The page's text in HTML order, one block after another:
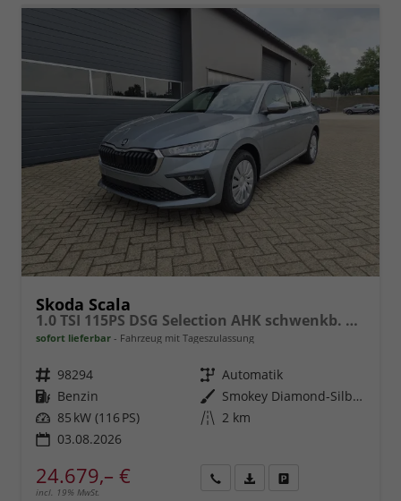
Skoda Scala
1.0 TSI 115PS DSG Selection AHK schwenkb. Klimaautomatik Sitzheizung PDC Rückf.Kamera Apple CarPlay Android Auto
sofort lieferbar Fahrzeug mit Tageszulassung
Fahrzeugnr. 98294 Getriebe Automatik
Kraftstoff Benzin Außenfarbe
Smokey Diamond-Silber Metallic
Leistung 85 kW (116 PS) Kilometerstand 2 km
03.08.2026
24.679,– €
incl. 19% MwSt.